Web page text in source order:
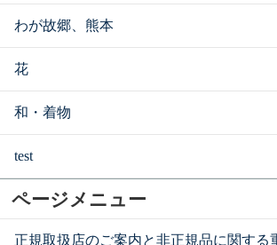
わが故郷、熊本
花
和・着物
test
ページメニュー
正規取扱店のご案内と非正規品に関する